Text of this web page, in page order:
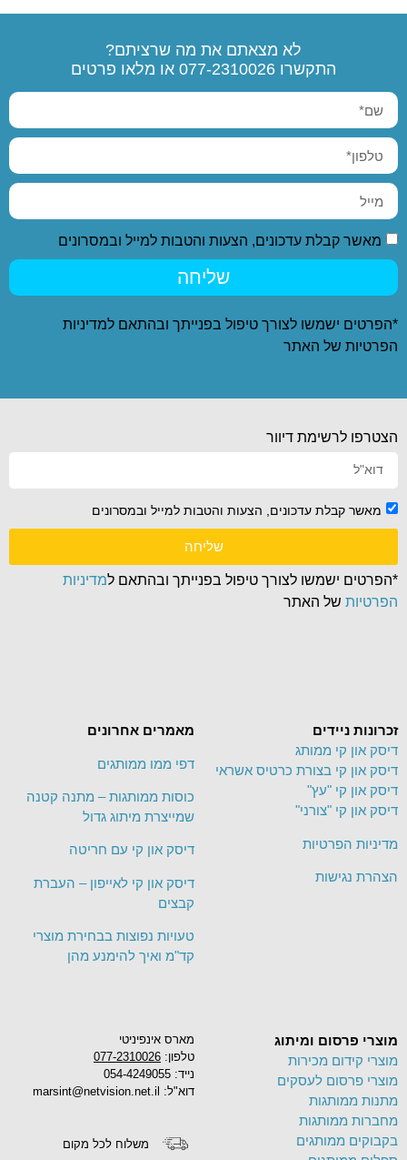
לא מצאתם את מה שרציתם?
התקשרו 077-2310026 או מלאו פרטים
מאשר קבלת עדכונים, הצעות והטבות למייל ובמסרונים
שליחה
*הפרטים ישמשו לצורך טיפול בפנייתך ובהתאם למדיניות
הפרטיות של האתר
מארס אינפיניטי
טלפון: 077-2310026
נייד: 054-4249055
דוא"ל: marsint@netvision.net.il
משלוח לכל מקום
מוצרי פרסום ומיתוג
מוצרי קידום מכירות
מוצרי פרסום לעסקים
מתנות ממותגות
מחברות ממותגות
בקבוקים ממותגים
מאמרים אחרונים
דפי ממו ממותגים
כוסות ממותגות – מתנה קטנה
שמייצרת מיתוג גדול
דיסק און קי עם חריטה
דיסק און קי לאייפון – העברת
קבצים
טעויות נפוצות בבחירת מוצרי
קד"מ ואיך להימנע מהן
זכרונות ניידים
דיסק און קי ממותג
דיסק און קי בצורת כרטיס אשראי
דיסק און קי "עץ"
דיסק און קי "צורני"
מדיניות הפרטיות
הצהרת נגישות
הצטרפו לרשימת דיוור
מאשר קבלת עדכונים, הצעות והטבות למייל ובמסרונים
שליחה
*הפרטים ישמשו לצורך טיפול בפנייתך ובהתאם למדיניות
הפרטיות של האתר